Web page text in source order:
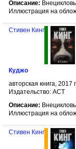
Описание:
Иллюстрация на
Стивен Кинг
Куджо
авторская книга, 2017
Издательство: АСТ
Описание:
Иллюстрация на
Стивен Кинг